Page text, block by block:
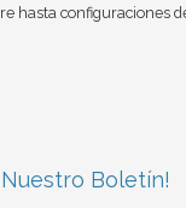
hasta configuraciones
Boletín!